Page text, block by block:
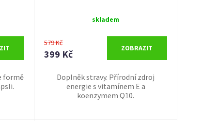
formě
skladem
579 Kč
399 Kč
ZOBRAZIT
Doplněk stravy. Přírodní zdroj
energie s vitamínem E a
koenzymem Q10.